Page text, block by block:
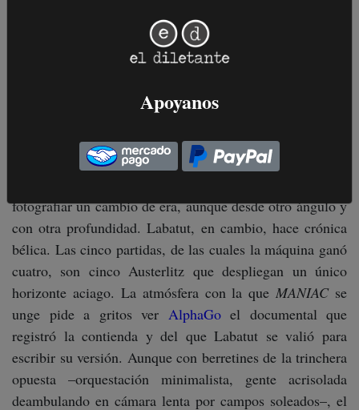
ceros. Seúl, 2016: Lee Sedolversus
es una leyenda viviente del go y el segundo un programa
de Google. Juego milenario, consistente en el asalto de
un tablero con fichas blancas y negras, el go obliga a
movimientos mucho más intuitivos, y por ende más
humanos, que el ajedrez. Kawabata le dedicó un libro
fotografiar un cambio de era, aunque desde otro ángulo y
con otra profundidad. Labatut, en cambio, hace crónica
bélica. Las cinco partidas, de las cuales la máquina ganó
cuatro, son cinco Austerlitz que despliegan un único
horizonte aciago. La atmósfera con la queMANIACse
unge pide a gritos ver AlphaGoel documental que
registró la contienda y del que Labatut se valió para
escribir su versión. Aunque con berretines de la trinchera
opuesta –orquestación minimalista, gente acrisolada
deambulando en cámara lenta por campos soleados–, el
Apoyanos